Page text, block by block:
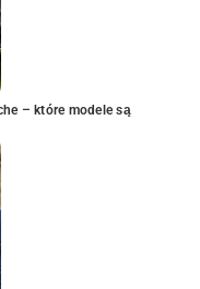
– które modele są